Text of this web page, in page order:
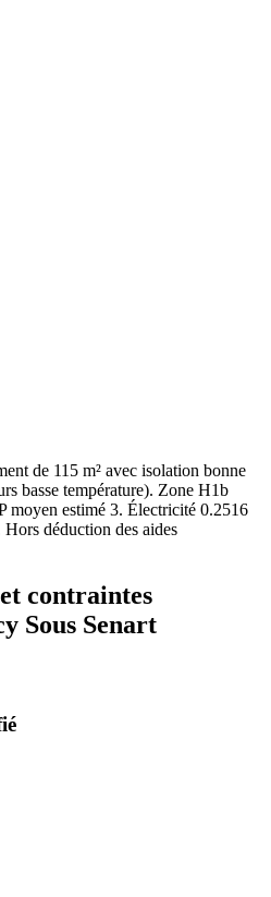
de 115 m² avec isolation bonne
basse température). Zone H1b
moyen estimé 3. Électricité 0.2516
déduction des aides
contraintes
Sous Senart